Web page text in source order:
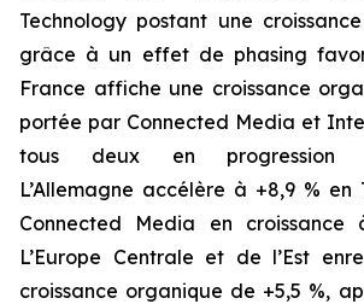
Technology postant une croissance
grâce à un effet de phasing
France affiche une croissance
portée par Connected Media et
tous deux en progression
L’Allemagne accélère à +8,9 %
Connected Media en croissance
L’Europe Centrale et de l’Est
croissance organique de +5,5 %,